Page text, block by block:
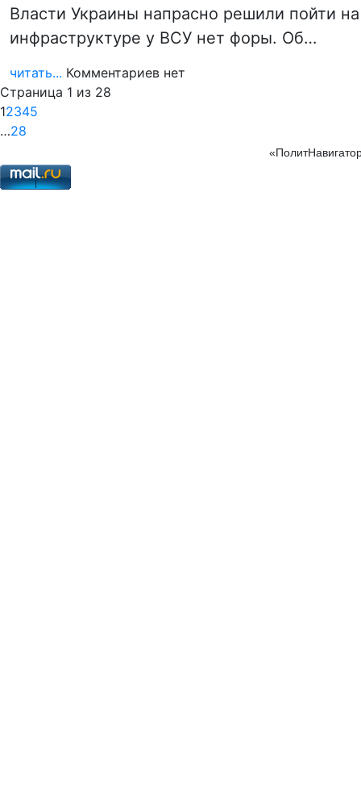
Власти Украины напрасно решили пойти
инфраструктуре у ВСУ нет форы. Об…
читать... Комментариев нет
Страница 1 из 28
12345
…28